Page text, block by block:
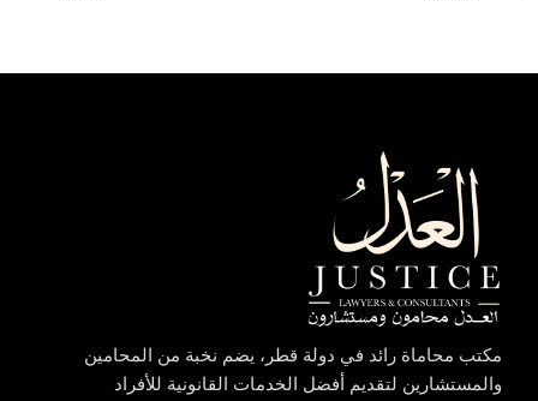
مكتب محاماة رائد في دولة قطر، يضم نخبة من المحامين
والمستشارين لتقديم أفضل الخدمات القانونية للأفراد